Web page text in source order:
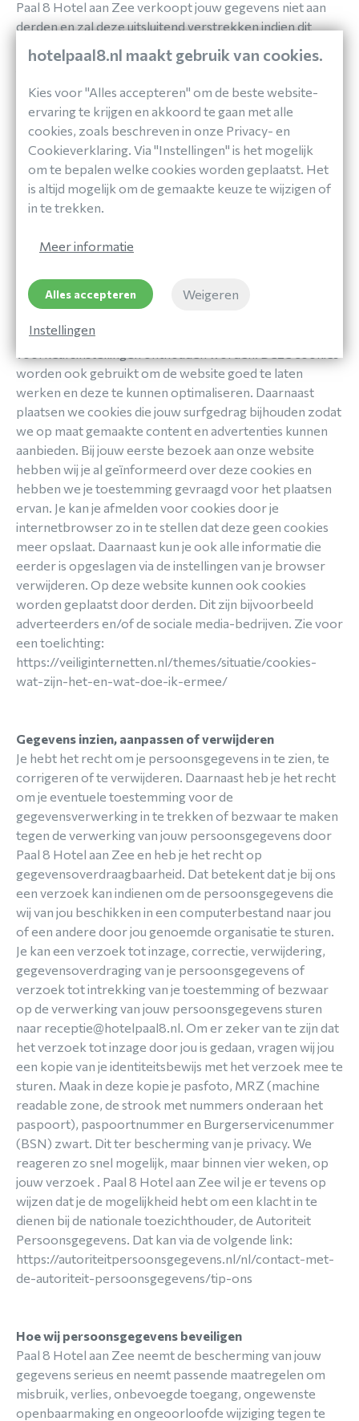
Paal 8 Hotel aan Zee verkoopt jouw gegevens niet aan
derden en zal deze uitsluitend verstrekken indien dit
nodig is voor de uitvoering van onze overeenkomst met
jou of om te voldoen aan een wettelijke verplichting. Met
bedrijven die jouw gegevens verwerken in onze
opdracht, sluiten wij een bewerkersovereenkomst om te
zorgen voor eenzelfde niveau van beveiliging en
vertrouwelijkheid van jouw gegevens. Paal 8 Hotel aan
Zee blijft verantwoordelijk voor deze verwerkingen.
Paal 8 Hotel aan Zee gebruikt functionele, analytische en
tracking cookies. Een cookie is een klein tekstbestand
dat bij het eerste bezoek aan deze website wordt
opgeslagen in de browser van je computer, tablet of
website naar behoren werkt en dat bijvoorbeeld jouw
worden ook gebruikt om de website goed te laten
werken en deze te kunnen optimaliseren. Daarnaast
plaatsen we cookies die jouw surfgedrag bijhouden zodat
we op maat gemaakte content en advertenties kunnen
aanbieden. Bij jouw eerste bezoek aan onze website
hebben wij je al geïnformeerd over deze cookies en
hebben we je toestemming gevraagd voor het plaatsen
ervan. Je kan je afmelden voor cookies door je
internetbrowser zo in te stellen dat deze geen cookies
meer opslaat. Daarnaast kun je ook alle informatie die
eerder is opgeslagen via de instellingen van je browser
verwijderen. Op deze website kunnen ook cookies
worden geplaatst door derden. Dit zijn bijvoorbeeld
adverteerders en/of de sociale media-bedrijven. Zie voor
een toelichting:
https://veiliginternetten.nl/themes/situatie/cookies-
wat-zijn-het-en-wat-doe-ik-ermee/
Gegevens inzien, aanpassen of verwijderen
Je hebt het recht om je persoonsgegevens in te zien, te
corrigeren of te verwijderen. Daarnaast heb je het recht
om je eventuele toestemming voor de
gegevensverwerking in te trekken of bezwaar te maken
tegen de verwerking van jouw persoonsgegevens door
Paal 8 Hotel aan Zee en heb je het recht op
gegevensoverdraagbaarheid. Dat betekent dat je bij ons
een verzoek kan indienen om de persoonsgegevens die
wij van jou beschikken in een computerbestand naar jou
of een andere door jou genoemde organisatie te sturen.
Je kan een verzoek tot inzage, correctie, verwijdering,
gegevensoverdraging van je persoonsgegevens of
verzoek tot intrekking van je toestemming of bezwaar
op de verwerking van jouw persoonsgegevens sturen
naar receptie@hotelpaal8.nl. Om er zeker van te zijn dat
het verzoek tot inzage door jou is gedaan, vragen wij jou
een kopie van je identiteitsbewijs met het verzoek mee te
sturen. Maak in deze kopie je pasfoto, MRZ (machine
readable zone, de strook met nummers onderaan het
paspoort), paspoortnummer en Burgerservicenummer
(BSN) zwart. Dit ter bescherming van je privacy. We
reageren zo snel mogelijk, maar binnen vier weken, op
jouw verzoek . Paal 8 Hotel aan Zee wil je er tevens op
wijzen dat je de mogelijkheid hebt om een klacht in te
dienen bij de nationale toezichthouder, de Autoriteit
Persoonsgegevens. Dat kan via de volgende link:
https://autoriteitpersoonsgegevens.nl/nl/contact-met-
de-autoriteit-persoonsgegevens/tip-ons
Hoe wij persoonsgegevens beveiligen
Paal 8 Hotel aan Zee neemt de bescherming van jouw
gegevens serieus en neemt passende maatregelen om
misbruik, verlies, onbevoegde toegang, ongewenste
openbaarmaking en ongeoorloofde wijziging tegen te
hotelpaal8.nl maakt gebruik van cookies.
Kies voor "Alles accepteren" om de beste website-
ervaring te krijgen en akkoord te gaan met alle
cookies, zoals beschreven in onze Privacy- en
Cookieverklaring. Via "Instellingen" is het mogelijk
om te bepalen welke cookies worden geplaatst. Het
is altijd mogelijk om de gemaakte keuze te wijzigen of
in te trekken.
Meer informatie
Alles accepteren Weigeren
Instellingen